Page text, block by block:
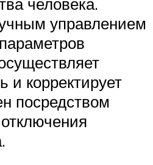
управлением
и корректирует
посредством